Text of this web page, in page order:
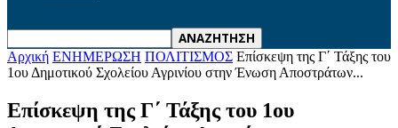
Αρχική ΕΝΗΜΕΡΩΣΗ ΠΟΛΙΤΙΣΜΟΣ Επίσκεψη της Γ΄ Τάξης του
1ου Δημοτικού Σχολείου Αγρινίου στην Ένωση Αποστράτων...
Επίσκεψη της Γ΄ Τάξης του 1ου